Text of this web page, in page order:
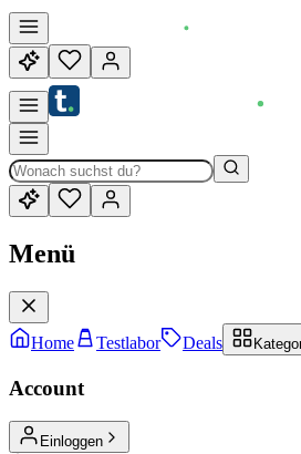
Menü
Home Testlabor Deals
Account
Einloggen